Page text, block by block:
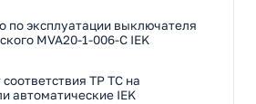
по эксплуатации выключателя
MVA20-1-006-C IEK
ТР ТС на
автоматические IEK